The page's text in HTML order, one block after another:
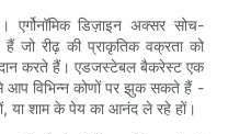
डिज़ाइन अक्सर सोच-
जो रीढ़ की प्राकृतिक वक्रता को
करते हैं। एडजस्टेबल बैकरेस्ट एक
आप विभिन्न कोणों पर झुक सकते हैं -
या शाम के पेय का आनंद ले रहे हों।